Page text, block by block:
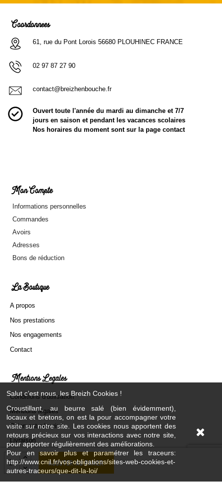
Ajouter au panier
Coordonnées
61, rue du Pont Lorois 56680 PLOUHINEC FRANCE
02 97 87 27 90
contact@breizhenbouche.fr
Ouvert toute l'année du mardi au dimanche et 7/7
jours en saison et pendant les vacances scolaires
Nos horaires du moment sont sur la page contact
Mon Compte
Informations personnelles
Commandes
Avoirs
Adresses
Bons de réduction
La Boutique
A propos
Nos prestations
Nos engagements
Contact
Mentions Légales
Conditions d'utilisation
Mentions légales
Paiement sécurisé
Livraison
Plan du site
Salut c’est nous, les Breizh Cookies !
Croustillant, au beurre salé (bien évidemment),
locaux et bretons, on est la pour accompagner votre
visite sur notre site. Les cookies nous apportent des
retours précieux sur vos interactions avec notre site,
pour apporter régulièrement des améliorations.
Pour en savoir plus et paramétrer les traceurs:
http://www.cnil.fr/vos-obligations/sites-web-cookies-et-
autres-traceurs/que-dit-la-loi/